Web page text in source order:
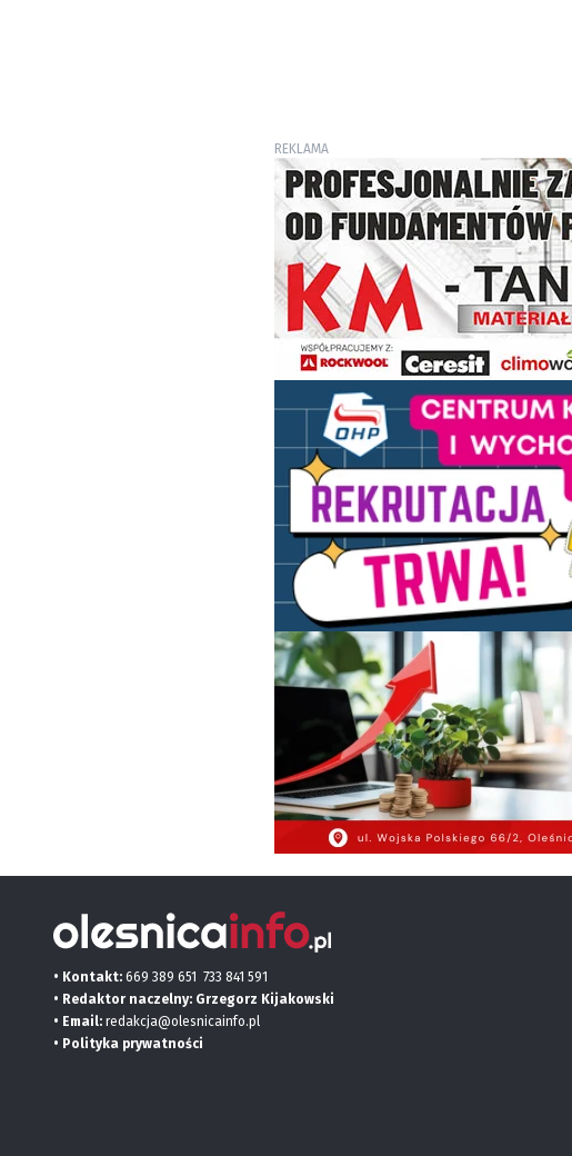
REKLAMA
• Kontakt: 669 389 651 733 841 591
• Redaktor naczelny: Grzegorz Kijakowski
• Email: redakcja@olesnicainfo.pl
• Polityka prywatności